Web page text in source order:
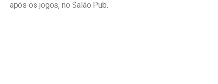
após os jogos, no Salão Pub.